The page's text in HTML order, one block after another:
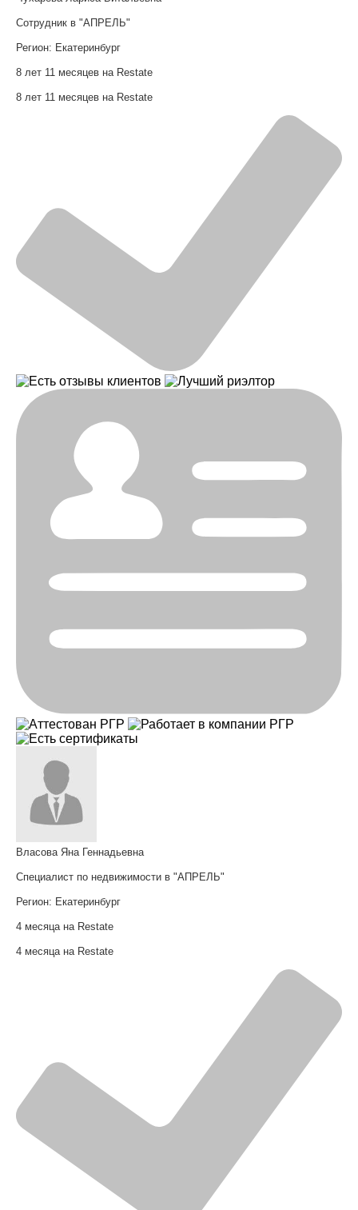
Сотрудник в "АПРЕЛЬ"
Регион: Екатеринбург
8 лет 11 месяцев на Restate
8 лет 11 месяцев на Restate
Власова Яна Геннадьевна
Специалист по недвижимости в "АПРЕЛЬ"
Регион: Екатеринбург
4 месяца на Restate
4 месяца на Restate